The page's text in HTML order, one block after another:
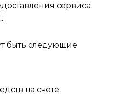
сервиса
.
быть следующие
на счете